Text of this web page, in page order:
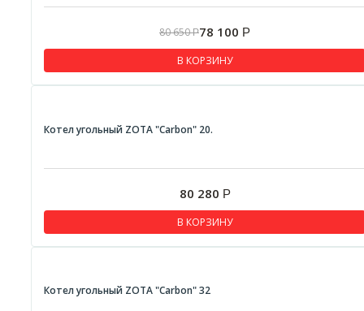
80 650Р78 100 Р
В КОРЗИНУ
Котел угольный ZOTA "Carbon" 20.
80 280 Р
В КОРЗИНУ
Котел угольный ZOTA "Carbon" 32